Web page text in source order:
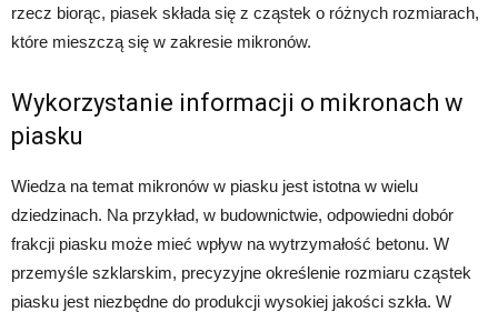
rzecz biorąc, piasek składa się z cząstek o różnych rozmiarach,
które mieszczą się w zakresie mikronów.
Wykorzystanie informacji o mikronach w
piasku
Wiedza na temat mikronów w piasku jest istotna w wielu
dziedzinach. Na przykład, w budownictwie, odpowiedni dobór
frakcji piasku może mieć wpływ na wytrzymałość betonu. W
przemyśle szklarskim, precyzyjne określenie rozmiaru cząstek
piasku jest niezbędne do produkcji wysokiej jakości szkła. W